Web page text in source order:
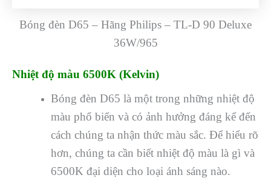
Bóng đèn D65 – Hãng Philips – TL-D 90 Deluxe
36W/965
Nhiệt độ màu 6500K (Kelvin)
Bóng đèn D65 là một trong những nhiệt độ
màu phổ biến và có ảnh hưởng đáng kể đến
cách chúng ta nhận thức màu sắc. Để hiểu rõ
hơn, chúng ta cần biết nhiệt độ màu là gì và
6500K đại diện cho loại ánh sáng nào.